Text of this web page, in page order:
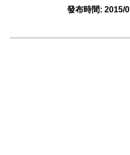
發布時間: 2015/